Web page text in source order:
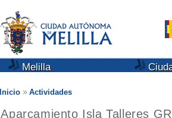
Melilla
Inicio Actividades
Aparcamiento Isla Talleres